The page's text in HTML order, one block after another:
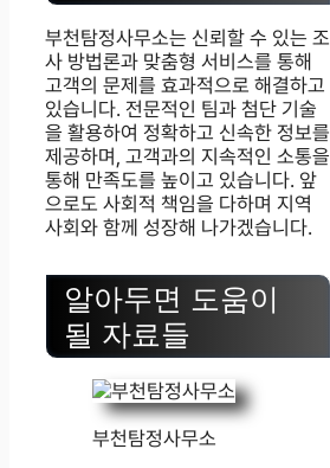
부천탐정사무소는 신뢰할 수 있는 조
사 방법론과 맞춤형 서비스를 통해
고객의 문제를 효과적으로 해결하고
있습니다. 전문적인 팀과 첨단 기술
을 활용하여 정확하고 신속한 정보를
제공하며, 고객과의 지속적인 소통을
통해 만족도를 높이고 있습니다. 앞
으로도 사회적 책임을 다하며 지역
사회와 함께 성장해 나가겠습니다.
알아두면 도움이
될 자료들
부천탐정사무소